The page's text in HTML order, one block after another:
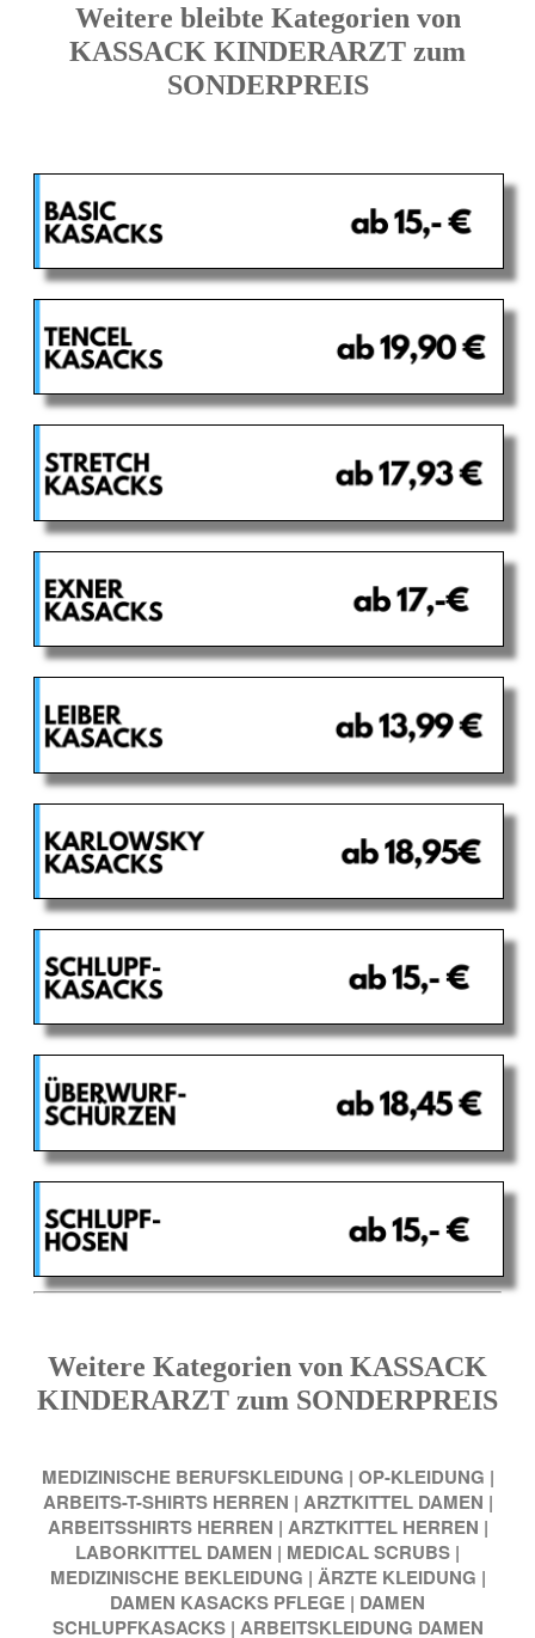
Weitere bleibte Kategorien von
KASSACK KINDERARZT zum
SONDERPREIS
Weitere Kategorien von KASSACK
KINDERARZT zum SONDERPREIS
MEDIZINISCHE BERUFSKLEIDUNG | OP-KLEIDUNG |
ARBEITS-T-SHIRTS HERREN | ARZTKITTEL DAMEN |
ARBEITSSHIRTS HERREN | ARZTKITTEL HERREN |
LABORKITTEL DAMEN | MEDICAL SCRUBS |
MEDIZINISCHE BEKLEIDUNG | ÄRZTE KLEIDUNG |
DAMEN KASACKS PFLEGE | DAMEN
SCHLUPFKASACKS | ARBEITSKLEIDUNG DAMEN